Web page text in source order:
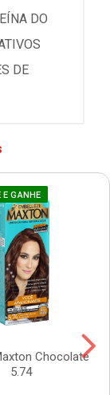
DO
DE
GANHE
Chocolate
5.74